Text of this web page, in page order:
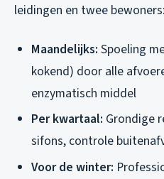
leidingen en twee bewoners:
Maandelijks: Spoeling
kokend) door alle
enzymatisch middel
Per kwartaal: Grondige
sifons, controle
Voor de winter: